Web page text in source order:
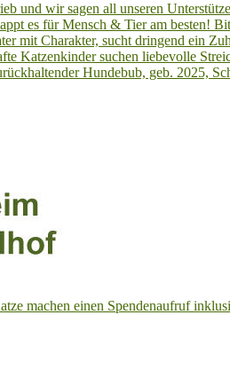
und wir sagen all unseren
es für Mensch & Tier am besten!
mit Charakter, sucht dringend ein
Katzenkinder suchen liebevolle
Hundebub, geb. 2025,